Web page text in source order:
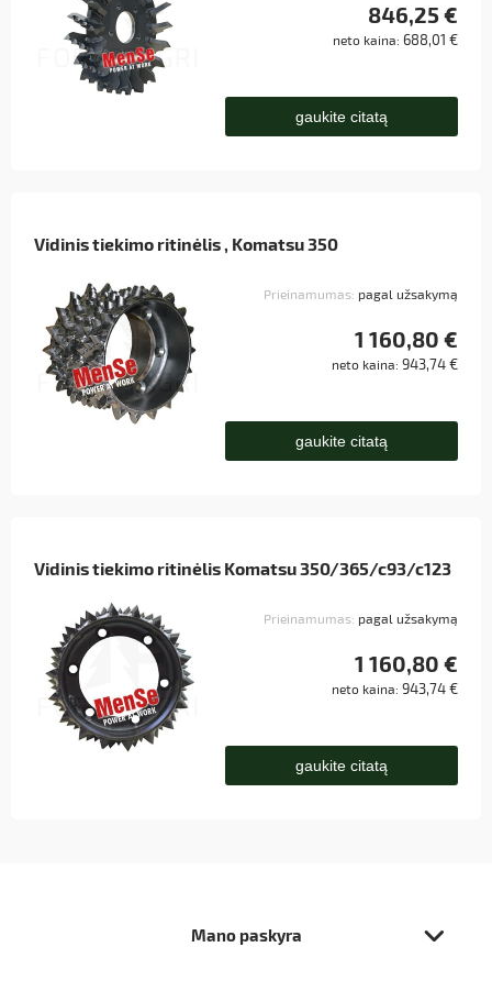
846,25 €
neto kaina: 688,01 €
gaukite citatą
Vidinis tiekimo ritinėlis , Komatsu 350
Prieinamumas: pagal užsakymą
1 160,80 €
neto kaina: 943,74 €
gaukite citatą
Vidinis tiekimo ritinėlis Komatsu 350/365/c93/c123
Prieinamumas: pagal užsakymą
1 160,80 €
neto kaina: 943,74 €
gaukite citatą
Mano paskyra